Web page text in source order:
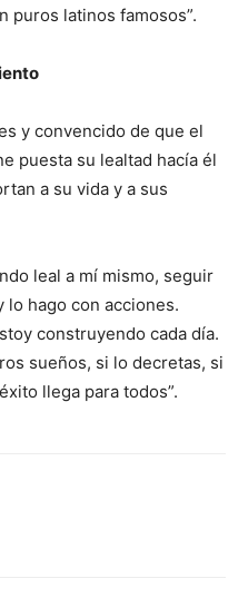
puros latinos famosos”.
y convencido de que el
puesta su lealtad hacía él
a su vida y a sus
leal a mí mismo, seguir
lo hago con acciones.
construyendo cada día.
sueños, si lo decretas, si
llega para todos”.